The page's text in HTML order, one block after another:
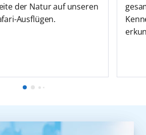
der Natur auf unseren
Ausflügen.